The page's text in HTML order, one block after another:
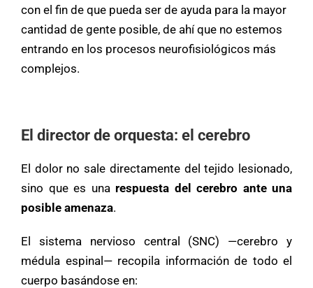
con el fin de que pueda ser de ayuda para la mayor
cantidad de gente posible, de ahí que no estemos
entrando en los procesos neurofisiológicos más
complejos.
El director de orquesta: el cerebro
El dolor no sale directamente del tejido lesionado,
sino que es una respuesta del cerebro ante una
posible amenaza.
El sistema nervioso central (SNC) —cerebro y
médula espinal— recopila información de todo el
cuerpo basándose en: